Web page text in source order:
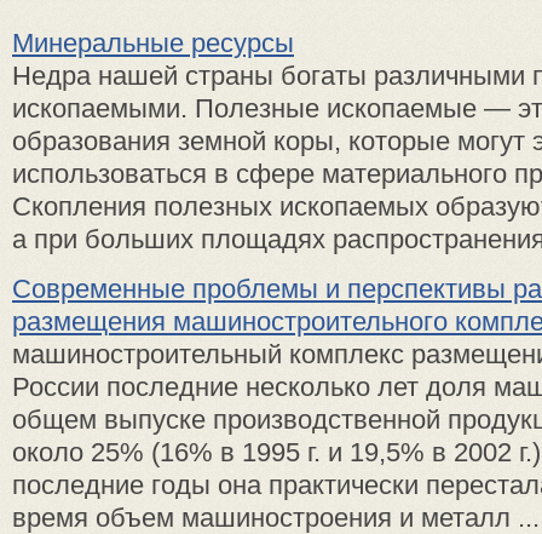
Минеральные ресурсы
Недра нашей страны богаты различными
ископаемыми. Полезные ископаемые —
образования земной коры, которые могут
использоваться в сфере материального
Скопления полезных ископаемых
а при больших площадях
Современные проблемы и перспективы
размещения машиностроительного
машиностроительный комплекс
России последние несколько лет доля
общем выпуске производственной
около 25% (16% в 1995 г. и 19,5% в 2002
последние годы она практически
время объем машиностроения и металл ...